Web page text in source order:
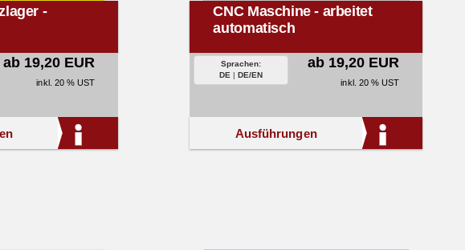
-
ab 19,20 EUR
inkl. 20 % UST
CNC Maschine - arbeitet
automatisch
Sprachen:
DE
DE/EN
ab 19,20 EUR
inkl. 20 % UST
Ausführungen